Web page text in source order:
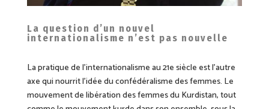
La question d’un nouvel
internationalisme n’est pas nouvelle
La pratique de l’internationalisme au 21e siècle est l’autre
axe qui nourrit l’idée du confédéralismedes femmes. Le
mouvement de libération des femmesdu Kurdistan, tout